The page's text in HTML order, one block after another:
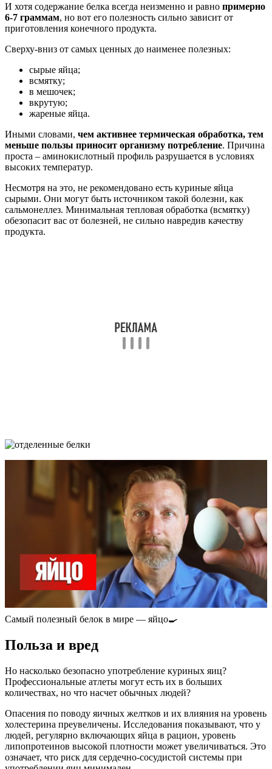
И хотя содержание белка всегда неизменно и равно примерно
6-7 граммам, но вот его полезность сильно зависит от
приготовления конечного продукта.
Сверху-вниз от самых ценных до наименее полезных:
сырые яйца;
всмятку;
в мешочек;
вкрутую;
жареные яйца.
Иными словами, чем активнее термическая обработка, тем
меньше пользы приносит организму потребление. Причина
проста – аминокислотный профиль разрушается в условиях
высоких температур.
Несмотря на это, не рекомендовано есть куриные яйца
сырыми. Они могут быть источником такой болезни, как
сальмонеллез. Минимальная тепловая обработка (всмятку)
обезопасит вас от болезней, не сильно навредив качеству
продукта.
Самый полезный белок в мире — яйцо🍳
Польза и вред
Но насколько безопасно употребление куриных яиц?
Профессиональные атлеты могут есть их в больших
количествах, но что насчет обычных людей?
Опасения по поводу яичных желтков и их влияния на уровень
холестерина преувеличены. Исследования показывают, что у
людей, регулярно включающих яйца в рацион, уровень
липопротеинов высокой плотности может увеличиваться. Это
означает, что риск для сердечно-сосудистой системы при